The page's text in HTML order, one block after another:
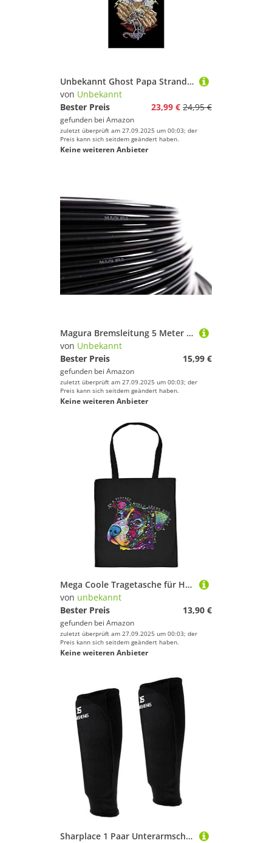
Unbekannt Ghost Papa Strandlaken, Schwarz, 75,0 x 150,0 cm
von Unbekannt
Bester Preis
23,99 € 24,95 €
gefunden bei Amazon
zuletzt überprüft am 27.09.2025 um 00:03; der
Preis kann sich seitdem geändert haben.
Keine weiteren Anbieter
Magura Bremsleitung 5 Meter HS11 HS22 HS33 Hydraulik Öl Leitung original
von Unbekannt
Bester Preis
15,99 €
gefunden bei Amazon
zuletzt überprüft am 27.09.2025 um 00:03; der
Preis kann sich seitdem geändert haben.
Keine weiteren Anbieter
Mega Coole Tragetasche für Hundebesizer Stofftasche In A Perfect World Dog Hund Geschenkidee Geschenk Baumwolltasche Hundefreund
von unbekannt
Bester Preis
13,90 €
gefunden bei Amazon
zuletzt überprüft am 27.09.2025 um 00:03; der
Preis kann sich seitdem geändert haben.
Keine weiteren Anbieter
Sharplace 1 Paar Unterarmschutz Kampfsport Stützbandage Bandage Unterarmschoner Armschutz Armschoner für Kampfsport, S